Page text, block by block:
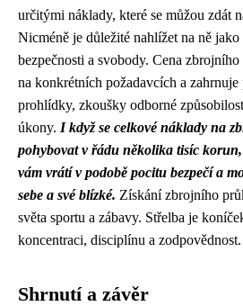
určitými náklady, které se můžou zdát
Nicméně je důležité nahlížet na ně
bezpečnosti a svobody. Cena
na konkrétních požadavcích a
prohlídky, zkoušky odborné
úkony. I když se celkové náklady na
pohybovat v řádu několika tisíc korun,
vám vrátí v podobě pocitu bezpečí a
sebe a své blízké. Získání zbrojního
světa sportu a zábavy. Střelba je
koncentraci, disciplínu a zodpovědnost.
Shrnutí a závěr